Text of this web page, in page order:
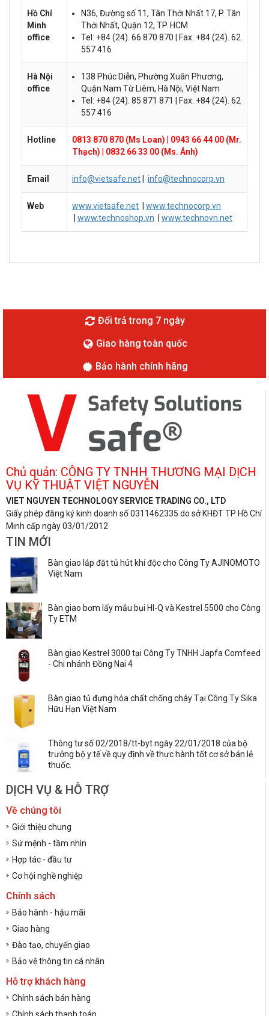
Hồ Chí
Minh
office
N36, Đường số 11, Tân Thới Nhất 17, P. Tân
Thới Nhất, Quận 12, TP. HCM
Tel: +84 (24). 66 870 870 | Fax: +84 (24). 62
557 416
Hà Nội
office
138 Phúc Diễn, Phường Xuân Phương,
Quận Nam Từ Liêm, Hà Nội, Việt Nam
Tel: +84 (24). 85 871 871 | Fax: +84 (24). 62
557 416
Hotline 0813 870 870 (Ms Loan)
0943 66 44 00 (Mr.
Thạch)
0832 66 33 00 (Ms. Ánh)
Email info@vietsafe.net info@technocorp.vn
Web www.vietsafe.net
www.technocorp.vn
www.technoshop.vn www.technovn.net
Đổi trả trong 7 ngày
Giao hàng toàn quốc
Bảo hành chính hãng
Chủ quản: CÔNG TY TNHH THƯƠNG MẠI DỊCH
VỤ KỸ THUẬT VIỆT NGUYỄN
VIET NGUYEN TECHNOLOGY SERVICE TRADING CO., LTD
Giấy phép đăng ký kinh doanh số 0311462335 do sở KHĐT TP Hồ Chí
Minh cấp ngày 03/01/2012
TIN MỚI
Bàn giao lắp đặt tủ hút khí độc cho Công Ty AJINOMOTO
Việt Nam
Bàn giao bơm lấy mẫu bụi HI-Q và Kestrel 5500 cho Công
Ty ETM
Bàn giao Kestrel 3000 tại Công Ty TNHH Japfa Comfeed
- Chi nhánh Đồng Nai 4
Bàn giao tủ đựng hóa chất chống cháy Tại Công Ty Sika
Hữu Hạn Việt Nam
Thông tư số 02/2018/tt-byt ngày 22/01/2018 của bộ
trưởng bộ y tế về quy định về thực hành tốt cơ sở bán lẻ
thuốc.
DỊCH VỤ & HỖ TRỢ
Về chúng tôi
Giới thiệu chung
Sứ mệnh - tầm nhìn
Hợp tác - đầu tư
Cơ hội nghề nghiệp
Chính sách
Bảo hành - hậu mãi
Giao hàng
Đào tạo, chuyển giao
Bảo vệ thông tin cá nhân
Hỗ trợ khách hàng
Chính sách bán hàng